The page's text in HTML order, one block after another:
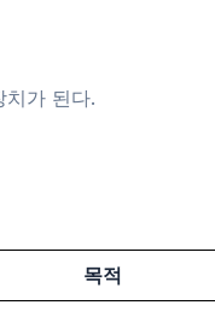
가 된다.
목적